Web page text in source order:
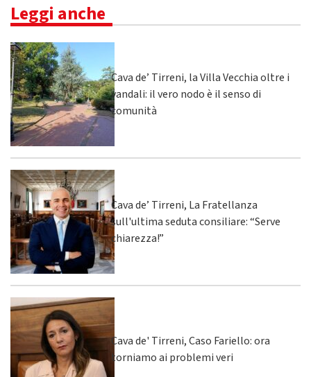
Leggi anche
Cava de’ Tirreni, la Villa Vecchia oltre i
vandali: il vero nodo è il senso di
comunità
Cava de’ Tirreni, La Fratellanza
sull'ultima seduta consiliare: “Serve
chiarezza!”
Cava de' Tirreni, Caso Fariello: ora
torniamo ai problemi veri